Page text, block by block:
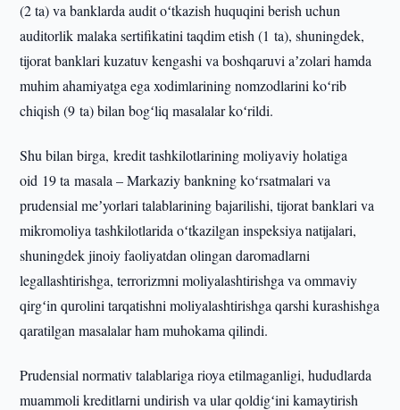
(2 ta) va banklarda audit oʻtkazish huquqini berish uchun
auditorlik malaka sertifikatini taqdim etish (1 ta), shuningdek,
tijorat banklari kuzatuv kengashi va boshqaruvi aʼzolari hamda
muhim ahamiyatga ega xodimlarining nomzodlarini koʻrib
chiqish (9 ta) bilan bogʻliq masalalar koʻrildi.
Shu bilan birga, kredit tashkilotlarining moliyaviy holatiga
oid 19 ta masala – Markaziy bankning koʻrsatmalari va
prudensial meʼyorlari talablarining bajarilishi, tijorat banklari va
mikromoliya tashkilotlarida oʻtkazilgan inspeksiya natijalari,
shuningdek jinoiy faoliyatdan olingan daromadlarni
legallashtirishga, terrorizmni moliyalashtirishga va ommaviy
qirgʻin qurolini tarqatishni moliyalashtirishga qarshi kurashishga
qaratilgan masalalar ham muhokama qilindi.
Prudensial normativ talablariga rioya etilmaganligi, hududlarda
muammoli kreditlarni undirish va ular qoldigʻini kamaytirish